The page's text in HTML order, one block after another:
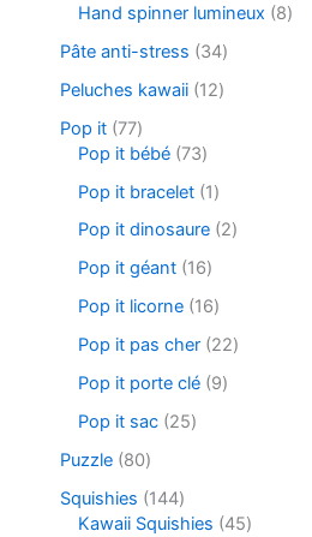
Hand spinner lumineux
8
Pâte anti-stress
34
Peluches kawaii 12
Pop it 77
Pop it bébé 73
Pop it bracelet 1
Pop it dinosaure 2
Pop it géant 16
Pop it licorne 16
Pop it pas cher 22
Pop it porte clé 9
Pop it sac 25
Puzzle 80
Squishies
144
Kawaii Squishies
45